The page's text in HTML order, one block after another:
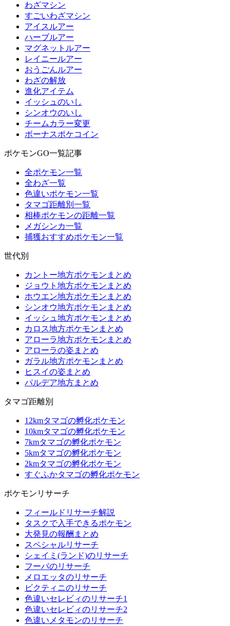
わざマシン
すごいわざマシン
アイスルアー
ハーブルアー
マグネットルアー
レイニールアー
おうごんルアー
わざの解放
進化アイテム
イッシュのいし
シンオウのいし
チームカラー変更
ボーナスポケコイン
ポケモンGO一覧記事
全ポケモン一覧
全わざ一覧
色違いポケモン一覧
タマゴ距離別一覧
相棒ポケモンの距離一覧
メガシンカ一覧
捕獲おすすめポケモン一覧
世代別
カントー地方ポケモンまとめ
ジョウト地方ポケモンまとめ
ホウエン地方ポケモンまとめ
シンオウ地方ポケモンまとめ
イッシュ地方ポケモンまとめ
カロス地方ポケモンまとめ
アローラ地方ポケモンまとめ
アローラの姿まとめ
ガラル地方ポケモンまとめ
ヒスイの姿まとめ
パルデア地方まとめ
タマゴ距離別
12kmタマゴの孵化ポケモン
10kmタマゴの孵化ポケモン
7kmタマゴの孵化ポケモン
5kmタマゴの孵化ポケモン
2kmタマゴの孵化ポケモン
すぐふかタマゴの孵化ポケモン
ポケモンリサーチ
フィールドリサーチ解説
タスクで入手できるポケモン
大発見の報酬まとめ
スペシャルリサーチ
シェイミ(ランド)のリサーチ
フーパのリサーチ
メロエッタのリサーチ
ビクティニのリサーチ
色違いセレビィのリサーチ1
色違いセレビィのリサーチ2
色違いメタモンのリサーチ